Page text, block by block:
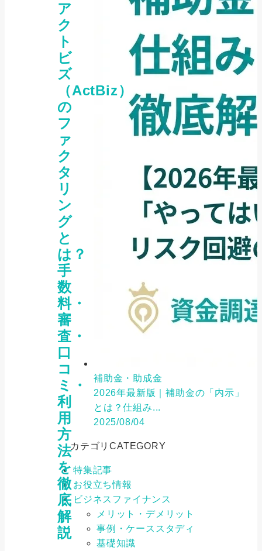
ア
ク
ト
ビ
ズ
（ActBiz）
の
フ
ァ
ク
タ
リ
ン
グ
と
は？
手
数
料・
審
査・
口
コ
ミ・
利
用
方
法
を
徹
底
解
説
補助金・助成金
2026年最新版｜補助金の「内示」
とは？仕組み...
2025/08/04
カテゴリCATEGORY
特集記事
お役立ち情報
ビジネスファイナンス
メリット・デメリット
事例・ケーススタディ
基礎知識